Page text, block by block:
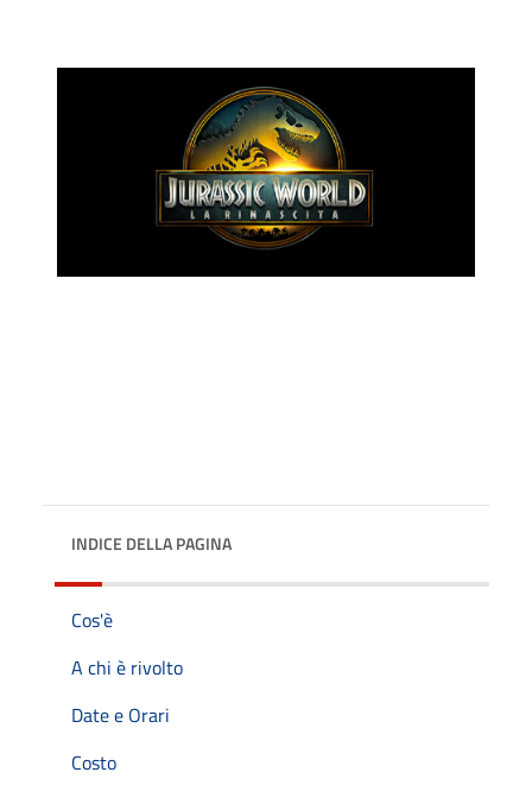
INDICE DELLA PAGINA
Cos'è
A chi è rivolto
Date e Orari
Costo